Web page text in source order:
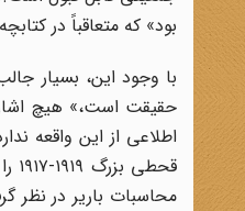
بود» که متعاقباً در کتابچه محرمانۀ سال ۱۹۱۹ وزارت
با وجود این، بسیار
محاسبات باریر در